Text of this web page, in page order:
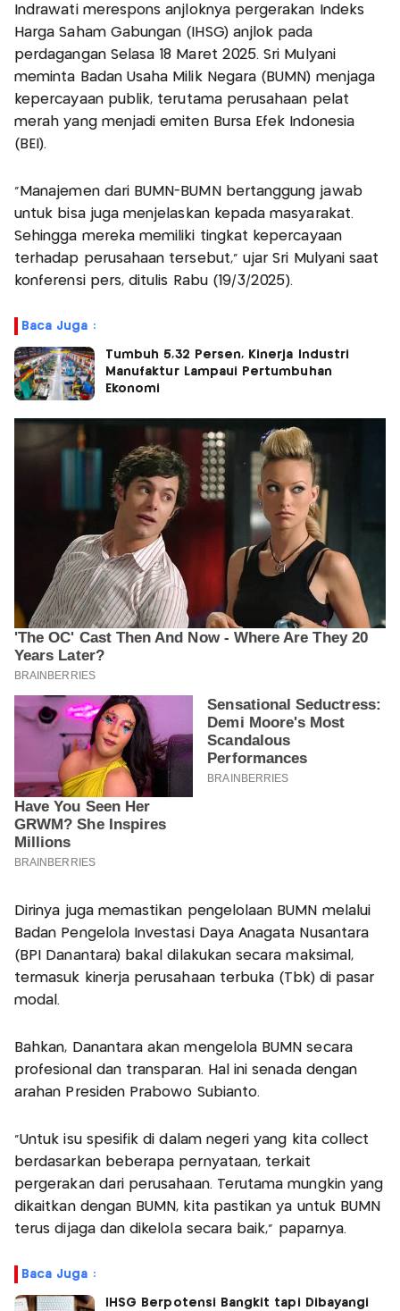
Indrawati merespons anjloknya pergerakan Indeks
Harga Saham Gabungan (IHSG) anjlok pada
perdagangan Selasa 18 Maret 2025. Sri Mulyani
meminta Badan Usaha Milik Negara (BUMN) menjaga
kepercayaan publik, terutama perusahaan pelat
merah yang menjadi emiten Bursa Efek Indonesia
(BEI).
“Manajemen dari BUMN-BUMN bertanggung jawab
untuk bisa juga menjelaskan kepada masyarakat.
Sehingga mereka memiliki tingkat kepercayaan
terhadap perusahaan tersebut,” ujar Sri Mulyani saat
konferensi pers, ditulis Rabu (19/3/2025).
Baca Juga :
Tumbuh 5,32 Persen, Kinerja Industri
Manufaktur Lampaui Pertumbuhan
Ekonomi
Dirinya juga memastikan pengelolaan BUMN melalui
Badan Pengelola Investasi Daya Anagata Nusantara
(BPI Danantara) bakal dilakukan secara maksimal,
termasuk kinerja perusahaan terbuka (Tbk) di pasar
modal.
Bahkan, Danantara akan mengelola BUMN secara
profesional dan transparan. Hal ini senada dengan
arahan Presiden Prabowo Subianto.
“Untuk isu spesifik di dalam negeri yang kita collect
berdasarkan beberapa pernyataan, terkait
pergerakan dari perusahaan. Terutama mungkin yang
dikaitkan dengan BUMN, kita pastikan ya untuk BUMN
terus dijaga dan dikelola secara baik,” paparnya.
Baca Juga :
IHSG Berpotensi Bangkit tapi Dibayangi